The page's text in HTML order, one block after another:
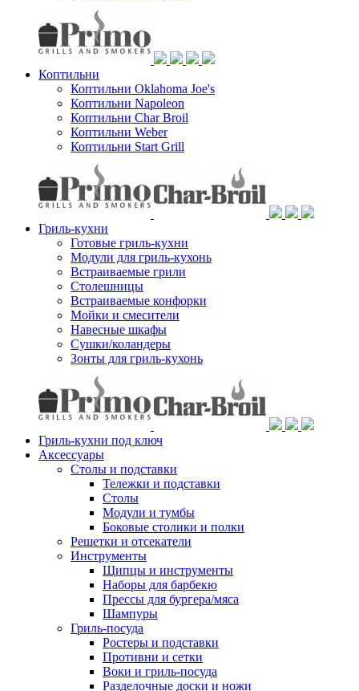
Коптильни
Коптильни Oklahoma Joe's
Коптильни Napoleon
Коптильни Char Broil
Коптильни Weber
Коптильни Start Grill
Гриль-кухни
Готовые гриль-кухни
Модули для гриль-кухонь
Встраиваемые грили
Столешницы
Встраиваемые конфорки
Мойки и смесители
Навесные шкафы
Сушки/коландеры
Зонты для гриль-кухонь
Гриль-кухни под ключ
Аксессуары
Столы и подставки
Тележки и подставки
Столы
Модули и тумбы
Боковые столики и полки
Решетки и отсекатели
Инструменты
Щипцы и инструменты
Наборы для барбекю
Прессы для бургера/мяса
Шампуры
Гриль-посуда
Ростеры и подставки
Противни и сетки
Воки и гриль-посуда
Разделочные доски и ножи